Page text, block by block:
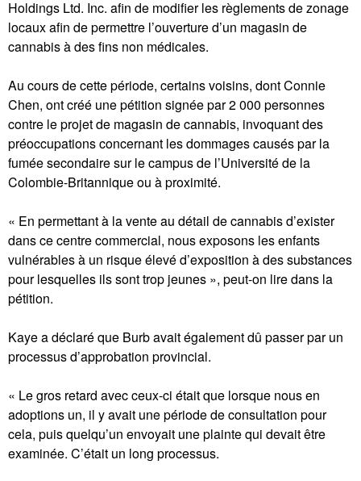
Holdings Ltd. Inc. afin de modifier les règlements de zonage
locaux afin de permettre l’ouverture d’un magasin de
cannabis à des fins non médicales.
Au cours de cette période, certains voisins, dont Connie
Chen, ont créé une pétition signée par 2 000 personnes
contre le projet de magasin de cannabis, invoquant des
préoccupations concernant les dommages causés par la
fumée secondaire sur le campus de l’Université de la
Colombie-Britannique ou à proximité.
« En permettant à la vente au détail de cannabis d’exister
dans ce centre commercial, nous exposons les enfants
vulnérables à un risque élevé d’exposition à des substances
pour lesquelles ils sont trop jeunes », peut-on lire dans la
pétition.
Kaye a déclaré que Burb avait également dû passer par un
processus d’approbation provincial.
« Le gros retard avec ceux-ci était que lorsque nous en
adoptions un, il y avait une période de consultation pour
cela, puis quelqu’un envoyait une plainte qui devait être
examinée. C’était un long processus.